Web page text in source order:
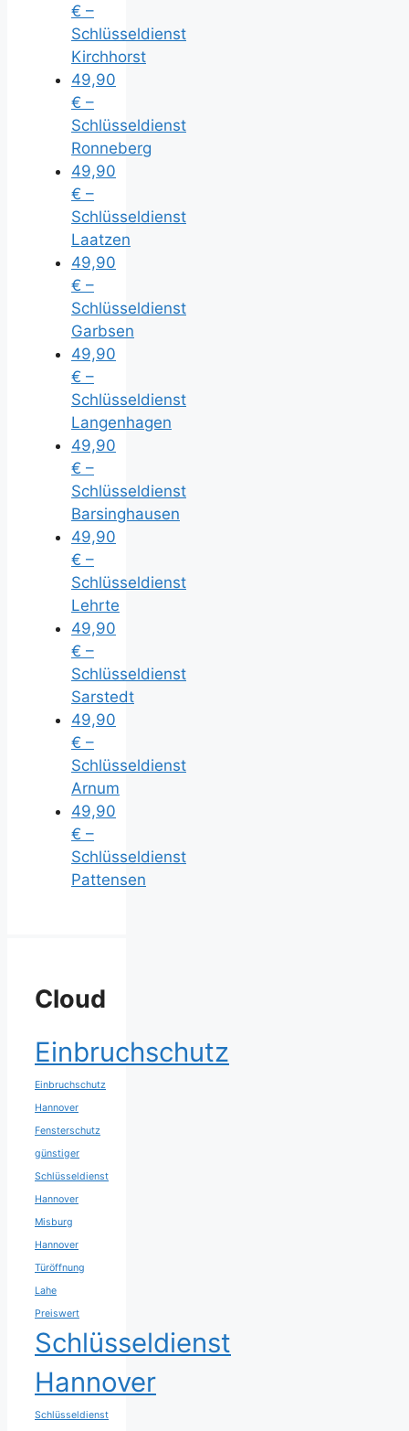
€ –
Schlüsseldienst
Kirchhorst
49,90
€ –
Schlüsseldienst
Ronneberg
49,90
€ –
Schlüsseldienst
Laatzen
49,90
€ –
Schlüsseldienst
Garbsen
49,90
€ –
Schlüsseldienst
Langenhagen
49,90
€ –
Schlüsseldienst
Barsinghausen
49,90
€ –
Schlüsseldienst
Lehrte
49,90
€ –
Schlüsseldienst
Sarstedt
49,90
€ –
Schlüsseldienst
Arnum
49,90
€ –
Schlüsseldienst
Pattensen
Cloud
Einbruchschutz
Einbruchschutz
Hannover
Fensterschutz
günstiger
Schlüsseldienst
Hannover
Misburg
Hannover
Türöffnung
Lahe
Preiswert
Schlüsseldienst
Hannover
Schlüsseldienst